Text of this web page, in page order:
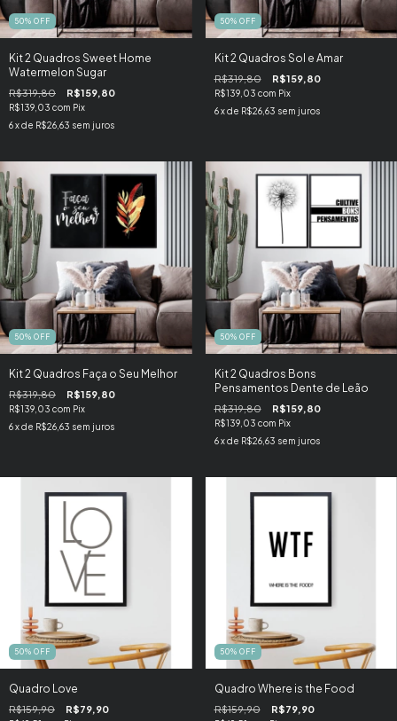
50% OFF
Kit 2 Quadros Sweet Home
Watermelon Sugar
R$319,80 R$159,80
R$139,03 com Pix
6x de R$26,63 sem juros
50% OFF
Kit 2 Quadros Sol e Amar
R$319,80 R$159,80
R$139,03 com Pix
6 x de R$26,63 sem juros
50% OFF
Kit 2 Quadros Faça o Seu Melhor
R$319,80 R$159,80
R$139,03 com Pix
6x de R$26,63 sem juros
50% OFF
Kit 2 Quadros Bons
Pensamentos Dente de Leão
R$319,80 R$159,80
R$139,03 com Pix
6 x de R$26,63 sem juros
50% OFF
Quadro Love
R$159,90 R$79,90
50% OFF
Quadro Where is the Food
R$159,90 R$79,90